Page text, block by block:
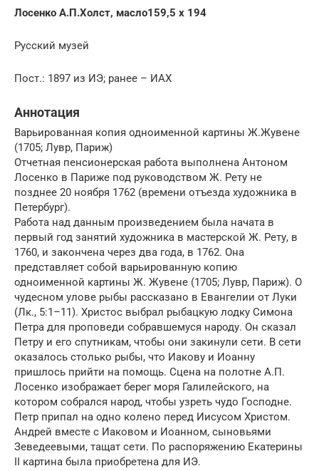
Лосенко А.П.Холст, масло159,5 х 194
Русский музей
Пост.: 1897 из ИЭ; ранее – ИАХ
Аннотация
Варьированная копия одноименной картины Ж.Жувене
(1705; Лувр, Париж)
Отчетная пенсионерская работа выполнена Антоном
Лосенко в Париже под руководством Ж. Рету не
позднее 20 ноября 1762 (времени отъезда художника в
Петербург).
Работа над данным произведением была начата в
первый год занятий художника в мастерской Ж. Рету, в
1760, и закончена через два года, в 1762. Она
представляет собой варьированную копию
одноименной картины Ж. Жувене (1705; Лувр, Париж). О
чудесном улове рыбы рассказано в Евангелии от Луки
(Лк., 5:1–11). Христос выбрал рыбацкую лодку Симона
Петра для проповеди собравшемуся народу. Он сказал
Петру и его спутникам, чтобы они закинули сети. В сети
оказалось столько рыбы, что Иакову и Иоанну
пришлось прийти на помощь. Сцена на полотне А.П.
Лосенко изображает берег моря Галилейского, на
котором собрался народ, чтобы узреть чудо Господне.
Петр припал на одно колено перед Иисусом Христом.
Андрей вместе с Иаковом и Иоанном, сыновьями
Зеведеевыми, тащат сети. По распоряжению Екатерины
II картина была приобретена для ИЭ.